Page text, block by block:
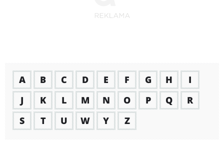
A B C D E F G H
I
J
K L M N O P Q
R
S
T U W Y Z